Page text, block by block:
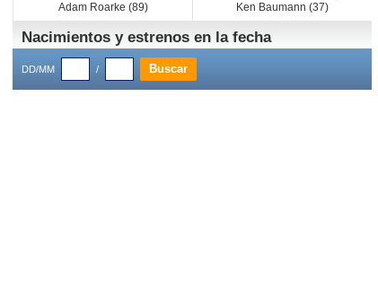
Adam Roarke (89)
Ken Baumann (37)
Nacimientos y estrenos en la fecha
DD/MM /